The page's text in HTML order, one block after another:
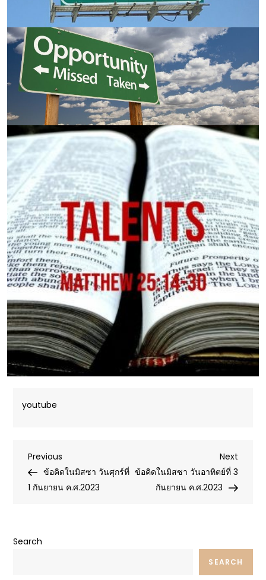
youtube
Post
navigation
Previous
Post
Previous
ข้อคิดในมิสซา วันศุกร์ที่
1 กันยายน ค.ศ.2023
Next
Post
Next
ข้อคิดในมิสซา วันอาทิตย์ที่ 3
กันยายน ค.ศ.2023
Search
SEARCH